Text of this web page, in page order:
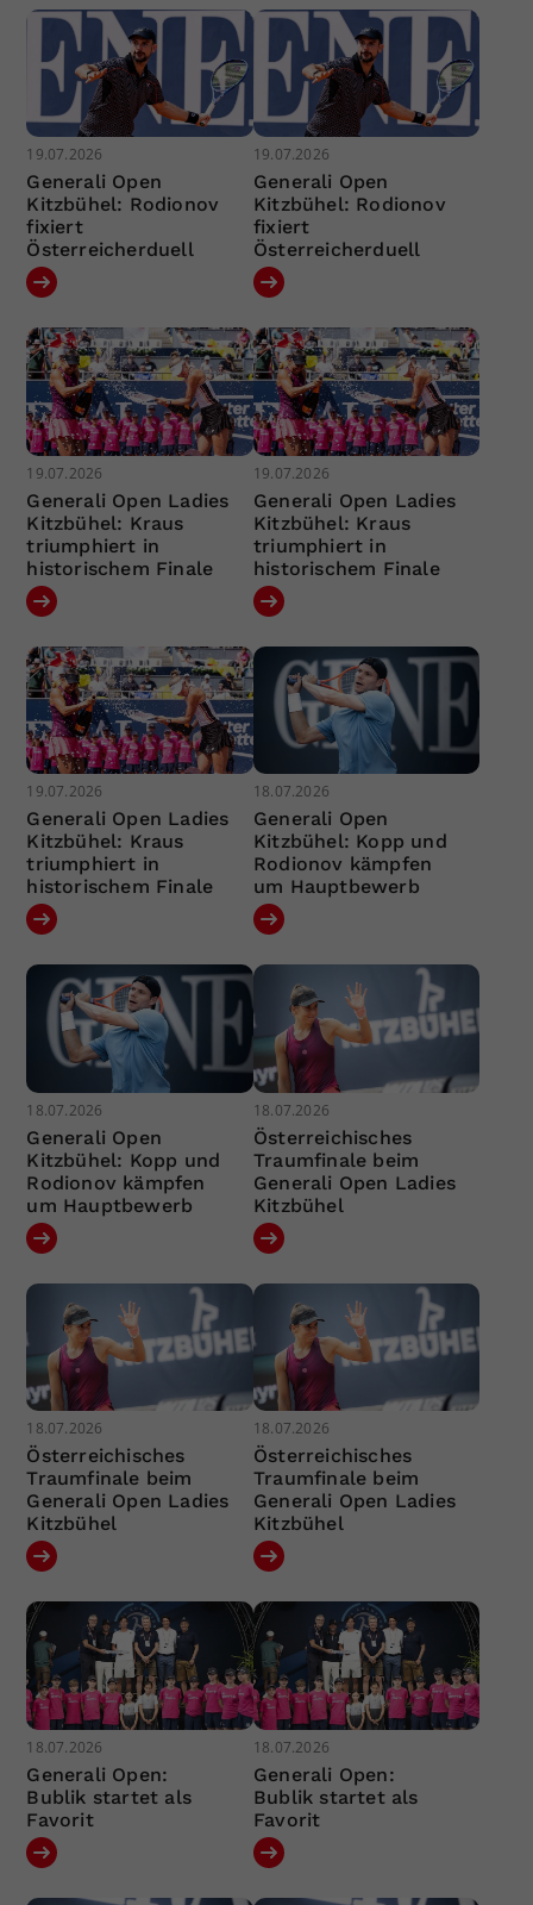
19.07.2026
Generali Open
Kitzbühel: Rodionov
fixiert
Österreicherduell
19.07.2026
Generali Open
Kitzbühel: Rodionov
fixiert
Österreicherduell
19.07.2026
Generali Open Ladies
Kitzbühel: Kraus
triumphiert in
historischem Finale
19.07.2026
Generali Open Ladies
Kitzbühel: Kraus
triumphiert in
historischem Finale
19.07.2026
Generali Open Ladies
Kitzbühel: Kraus
triumphiert in
historischem Finale
18.07.2026
Generali Open
Kitzbühel: Kopp und
Rodionov kämpfen
um Hauptbewerb
18.07.2026
Generali Open
Kitzbühel: Kopp und
Rodionov kämpfen
um Hauptbewerb
18.07.2026
Österreichisches
Traumfinale beim
Generali Open Ladies
Kitzbühel
18.07.2026
Österreichisches
Traumfinale beim
Generali Open Ladies
Kitzbühel
18.07.2026
Österreichisches
Traumfinale beim
Generali Open Ladies
Kitzbühel
18.07.2026
Generali Open:
Bublik startet als
Favorit
18.07.2026
Generali Open:
Bublik startet als
Favorit